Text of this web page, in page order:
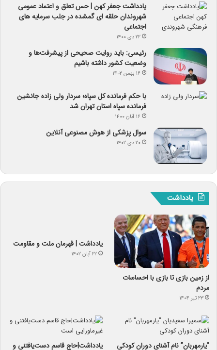
یادداشت جعفر کهن | حس تعلق و اعتماد عمومی
شهروندان حلقه ای گمشده در جلب سرمایه های
اجتماعی
۲۲ دی ۱۴۰۰
رئیسی: باید روایت صحیحی از پیشرفت‌ها و
وضعیت کشور داشته باشیم
۱۶ بهمن ۱۴۰۲
با حکم فرمانده کل سپاه؛ سردار ولی زاده جانشین
فرمانده سپاه استان تهران شد
۱۶ آبان ۱۴۰۰
سوال پزشکی از هوش مصنوعی آنلاین
۲۰ دی ۱۴۰۲
یادداشت
از زمین بازی تا بازی با احساسات
مردم
۲۳ تیر ۱۴۰۴
یادداشت | قهرمان ملت و مقاومت
۲۲ آبان ۱۴۰۲
“یارمهربان” نام آشنای دوران کودکی یادداشت|حاج قاسم دست‌یافتنی و